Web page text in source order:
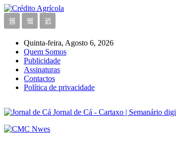
Quinta-feira, Agosto 6, 2026
Quem Somos
Publicidade
Assinaturas
Contactos
Política de privacidade
Jornal de Cá - Cartaxo | Semanário